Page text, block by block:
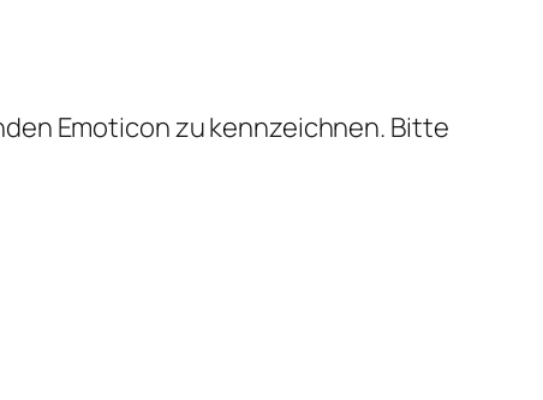
Emoticon zu kennzeichnen. Bitte